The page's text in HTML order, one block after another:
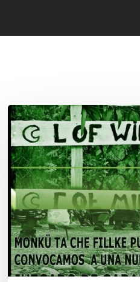
Lof
Winkül
Küsra
convoca
a
apoyar
audiencia
en
Juzgado